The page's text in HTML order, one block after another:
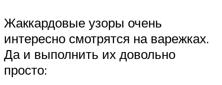
Жаккардовые узоры очень
интересно смотрятся на варежках.
Да и выполнить их довольно
просто: